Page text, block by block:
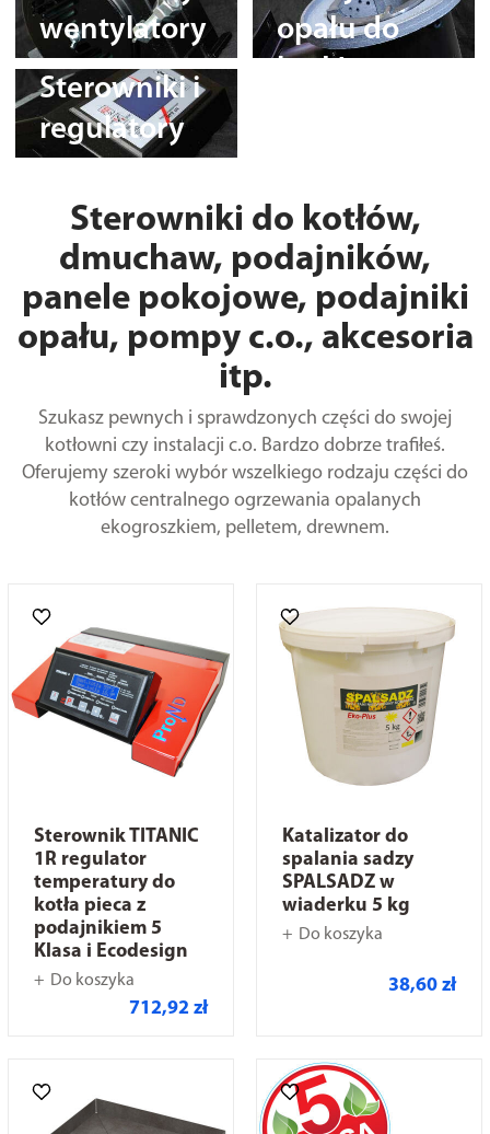
wentylatory
opału do
Sterowniki i
regulatory
Sterowniki do kotłów,
dmuchaw, podajników,
panele pokojowe, podajniki
opału, pompy c.o., akcesoria
itp.
Szukasz pewnych i sprawdzonych części do swojej
kotłowni czy instalacji c.o. Bardzo dobrze trafiłeś.
Oferujemy szeroki wybór wszelkiego rodzaju części do
kotłów centralnego ogrzewania opalanych
ekogroszkiem, pelletem, drewnem.
Sterownik TITANIC
1R regulator
temperatury do
kotła pieca z
podajnikiem 5
Klasa i Ecodesign
Do koszyka
712,92 zł
Katalizator do
spalania sadzy
SPALSADZ w
wiaderku 5 kg
Do koszyka
38,60 zł